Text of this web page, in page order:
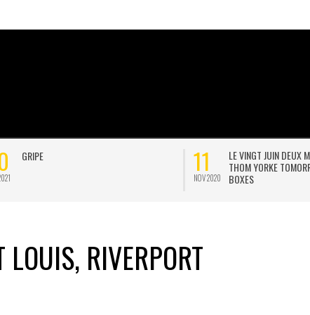
VINGT JUIN DEUX MILLE VINGT ET UN,
YORKE TOMORROW’S MODERN
JONNY POSTE UNE
INTERVIEW D’EOB
RIVERPORT